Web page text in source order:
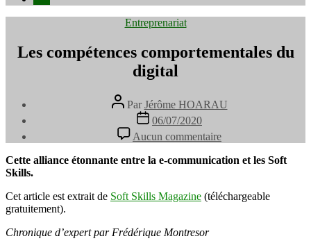
Catégories
Entreprenariat
Les compétences comportementales du
digital
Auteur
de
l’article
Par Jérôme HOARAU
Date
l’article
06/07/2020
Aucun commentaire
Les
compétences
digital
Cette alliance étonnante entre la e-communication et les Soft
Skills.
Cet article est extrait de Soft Skills Magazine (téléchargeable
gratuitement).
Chronique d’expert par Frédérique Montresor